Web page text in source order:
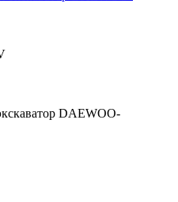
DAEWOO-